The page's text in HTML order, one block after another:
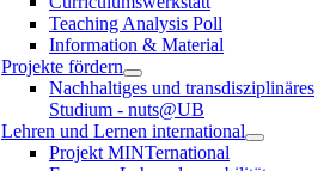
Teaching Analysis Poll
Information & Material
Projekte fördern
Nachhaltiges und transdisziplinäres
Studium - nuts@UB
Lehren und Lernen international
Projekt MINTernational